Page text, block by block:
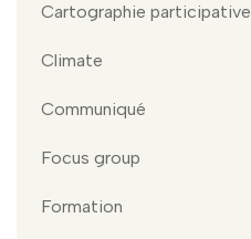
Cartographie participative
Climate
Communiqué
Focus group
Formation